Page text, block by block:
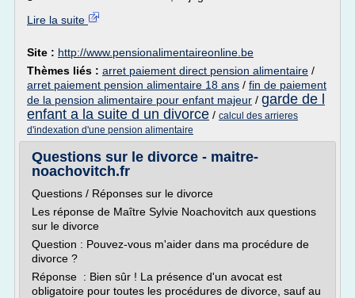
Lire la suite
Site : http://www.pensionalimentaireonline.be
Thèmes liés : arret paiement direct pension alimentaire /
arret paiement pension alimentaire 18 ans / fin de paiement
de la pension alimentaire pour enfant majeur / garde de l
enfant a la suite d un divorce / calcul des arrieres
d'indexation d'une pension alimentaire
Questions sur le divorce - maitre-
noachovitch.fr
Questions / Réponses sur le divorce
Les réponse de Maître Sylvie Noachovitch aux questions
sur le divorce
Question : Pouvez-vous m'aider dans ma procédure de
divorce ?
Réponse : Bien sûr ! La présence d'un avocat est
obligatoire pour toutes les procédures de divorce, sauf au